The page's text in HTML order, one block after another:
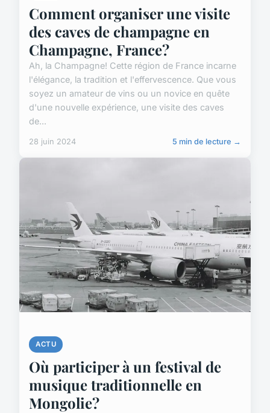
Comment organiser une visite
des caves de champagne en
Champagne, France?
Ah, la Champagne! Cette région de France incarne
l'élégance, la tradition et l'effervescence. Que vous
soyez un amateur de vins ou un novice en quête
d'une nouvelle expérience, une visite des caves
de...
28 juin 2024 5 min de lecture →
ACTU
Où participer à un festival de
musique traditionnelle en
Mongolie?